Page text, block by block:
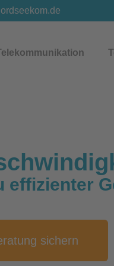
effizienter
sichern